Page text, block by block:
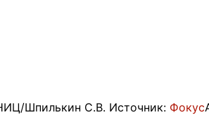
Шпилькин С.В. Источник: Фокус